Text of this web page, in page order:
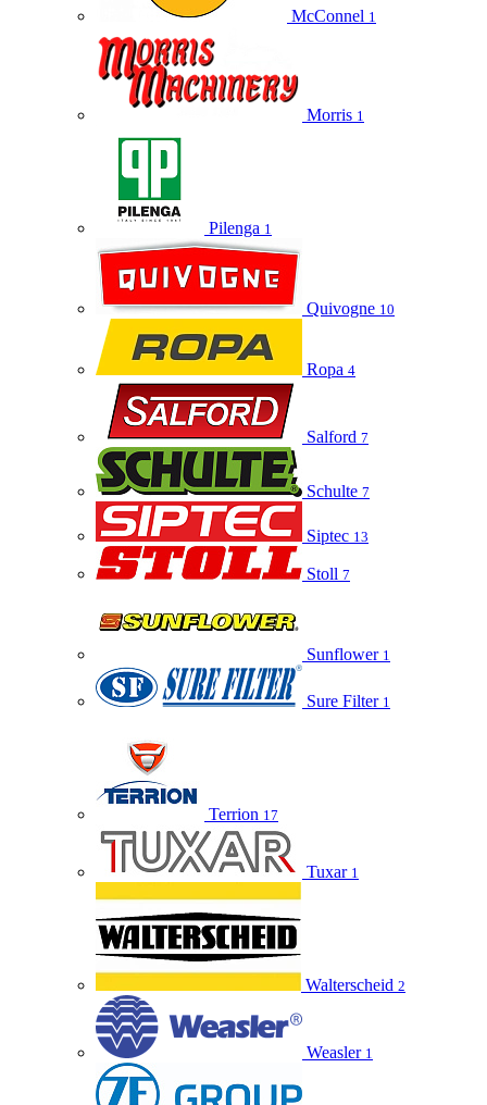
McConnel 1
Morris 1
Pilenga 1
Quivogne 10
Ropa 4
Salford 7
Schulte 7
Siptec 13
Stoll 7
Sunflower 1
Sure Filter 1
Terrion 17
Tuxar 1
Walterscheid 2
Weasler 1